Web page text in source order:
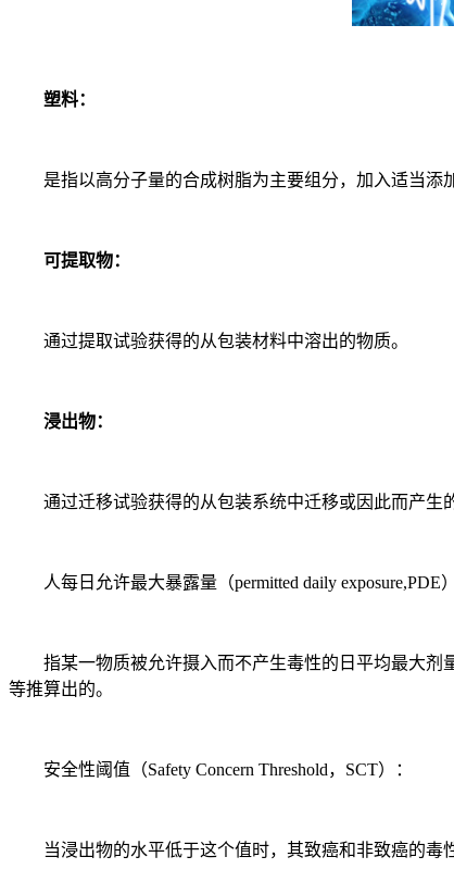
塑料：
是指以高分子量的合成树脂为主要组分，加入适当添加
可提取物：
通过提取试验获得的从包装材料中溶出的物质。
浸出物：
通过迁移试验获得的从包装系统中迁移或因此而产生的
人每日允许最大暴露量（permitted daily exposure,PDE）
指某一物质被允许摄入而不产生毒性的日平均最大剂
等推算出的。
安全性阈值（Safety Concern Threshold，SCT）：
当浸出物的水平低于这个值时，其致癌和非致癌的毒